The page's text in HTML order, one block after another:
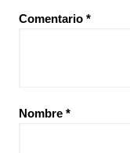
Comentario *
Nombre *